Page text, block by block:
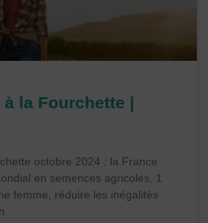
la Fourchette |
octobre 2024 : la France
en semences agricoles, 1
femme, réduire les inégalités